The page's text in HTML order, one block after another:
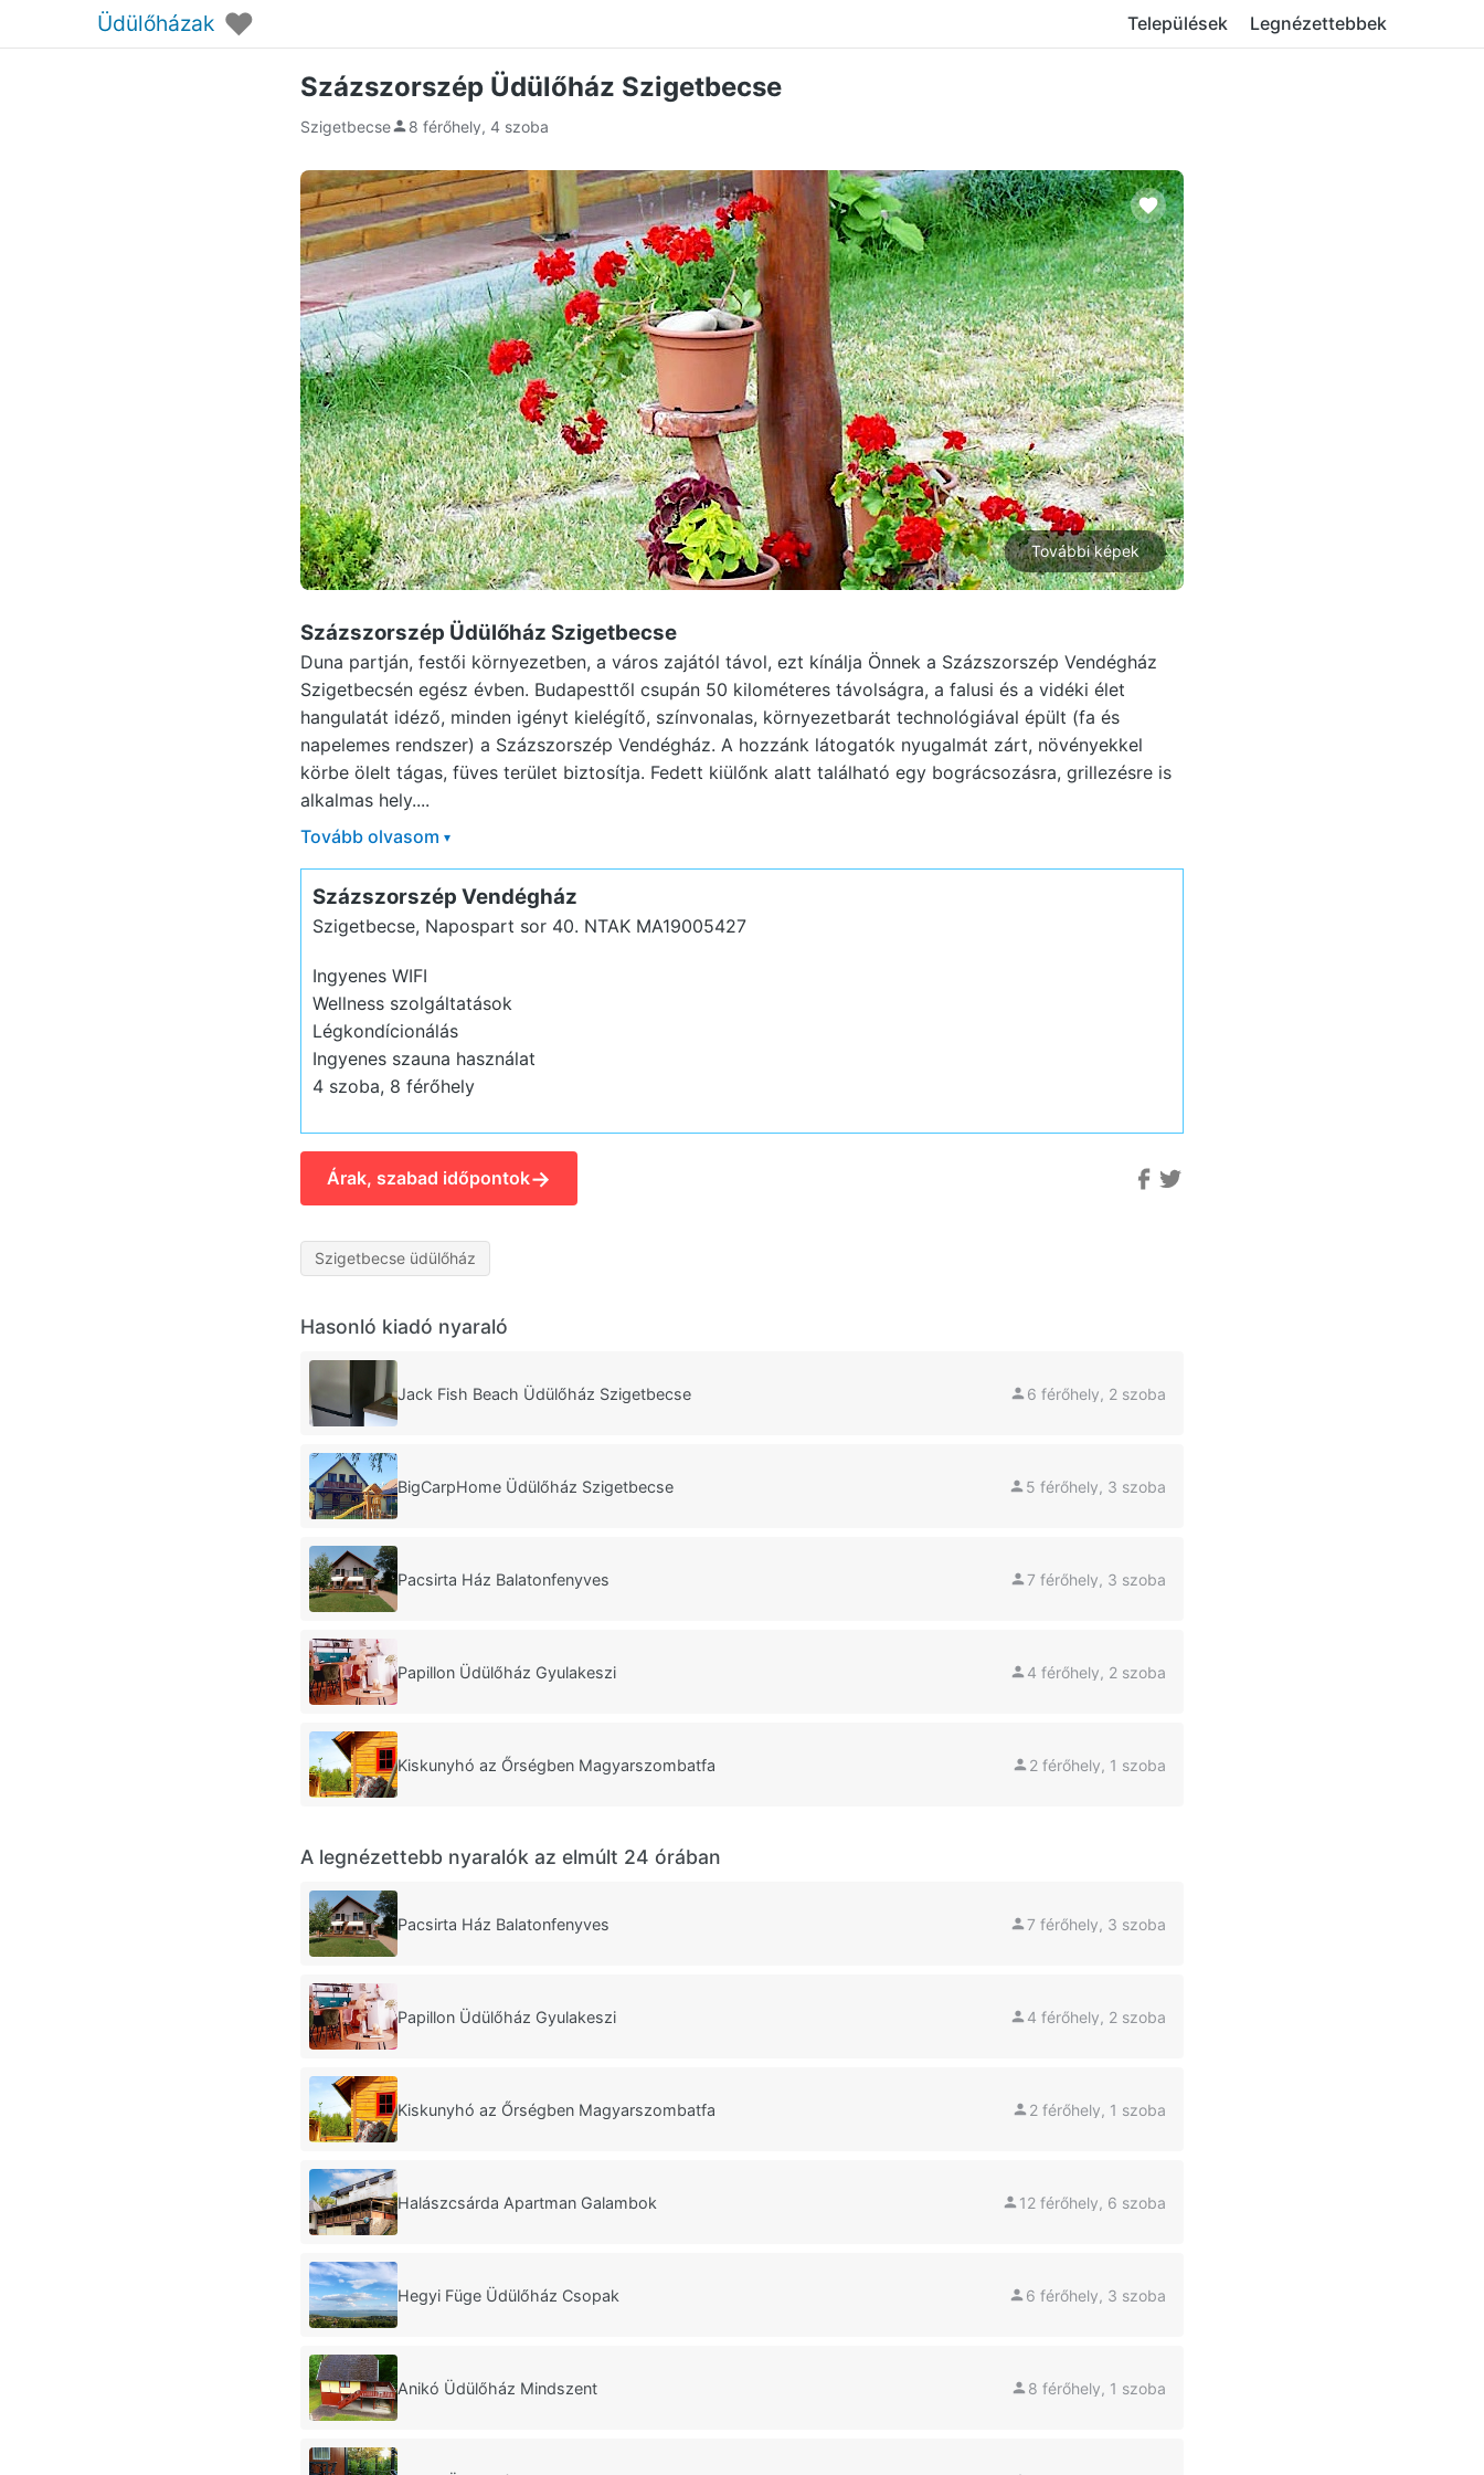
Üdülőházak ♥ Települések Legnézettebbek
Százszorszép Üdülőház Szigetbecse
Szigetbecse 8 férőhely, 4 szoba
További képek
Százszorszép Üdülőház Szigetbecse
Duna partján, festői környezetben, a város zajától távol, ezt kínálja Önnek a Százszorszép Vendégház
Szigetbecsén egész évben. Budapesttől csupán 50 kilométeres távolságra, a falusi és a vidéki élet
hangulatát idéző, minden igényt kielégítő, színvonalas, környezetbarát technológiával épült (fa és
napelemes rendszer) a Százszorszép Vendégház. A hozzánk látogatók nyugalmát zárt, növényekkel
körbe ölelt tágas, füves terület biztosítja. Fedett kiülőnk alatt található egy bográcsozásra, grillezésre is
alkalmas hely....
Tovább olvasom ▾
Százszorszép Vendégház
Szigetbecse, Napospart sor 40. NTAK MA19005427
Ingyenes WIFI
Wellness szolgáltatások
Légkondícionálás
Ingyenes szauna használat
4 szoba, 8 férőhely
Árak, szabad időpontok→
Szigetbecse üdülőház
Hasonló kiadó nyaraló
Jack Fish Beach Üdülőház Szigetbecse 6 férőhely, 2 szoba
BigCarpHome Üdülőház Szigetbecse 5 férőhely, 3 szoba
Pacsirta Ház Balatonfenyves 7 férőhely, 3 szoba
Papillon Üdülőház Gyulakeszi 4 férőhely, 2 szoba
Kiskunyhó az Őrségben Magyarszombatfa 2 férőhely, 1 szoba
A legnézettebb nyaralók az elmúlt 24 órában
Pacsirta Ház Balatonfenyves 7 férőhely, 3 szoba
Papillon Üdülőház Gyulakeszi 4 férőhely, 2 szoba
Kiskunyhó az Őrségben Magyarszombatfa 2 férőhely, 1 szoba
Halászcsárda Apartman Galambok 12 férőhely, 6 szoba
Hegyi Füge Üdülőház Csopak 6 férőhely, 3 szoba
Anikó Üdülőház Mindszent 8 férőhely, 1 szoba